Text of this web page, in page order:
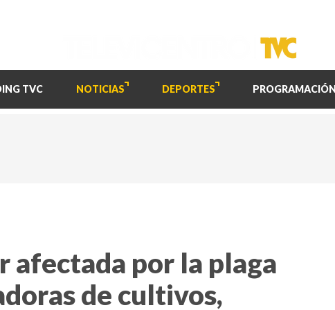
TVC NOTICIAS DEPORTES PROGRAMACIÓN
afectada por la plaga
de cultivos,